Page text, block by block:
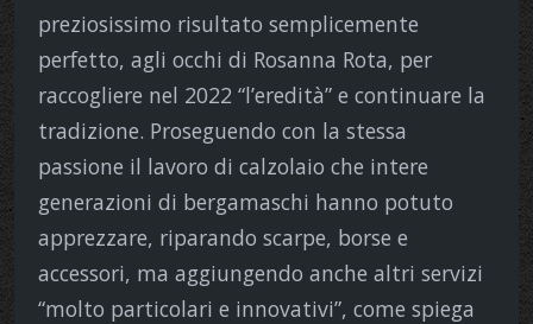
preziosissimo risultato semplicemente
perfetto, agli occhi di Rosanna Rota, per
raccogliere nel 2022 “l’eredità” e continuare la
tradizione. Proseguendo con la stessa
passione il lavoro di calzolaio che intere
generazioni di bergamaschi hanno potuto
apprezzare, riparando scarpe, borse e
accessori, ma aggiungendo anche altri servizi
“molto particolari e innovativi”, come spiega